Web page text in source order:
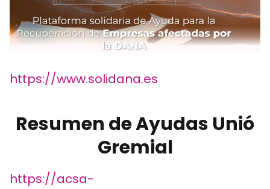
https://www.solidana.es
Resumen de Ayudas Unió
Gremial
https://acsa-